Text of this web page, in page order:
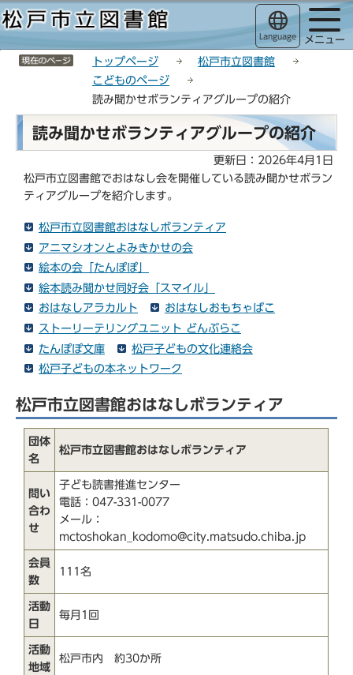
こ
の
サ
イ
このページの本文へ移動
Language メニュー
サイトメニューここまで
トップページ
松戸市立図書館
こどものページ
読み聞かせボランティアグループの紹介
本
こ
か
読み聞かせボランティアグループの紹介
更新日：2026年4月1日
松戸市立図書館でおはなし会を開催している読み聞かせボラン
ティアグループを紹介します。
松戸市立図書館おはなしボランティア
アニマシオンとよみきかせの会
絵本の会「たんぽぽ」
絵本読み聞かせ同好会「スマイル」
おはなしアラカルト
おはなしおもちゃばこ
ストーリーテリングユニット どんぶらこ
たんぽぽ文庫
松戸子どもの文化連絡会
松戸子どもの本ネットワーク
松戸市立図書館おはなしボランティア
団体
名
松戸市立図書館おはなしボランティア
問い
合わ
せ
子ども読書推進センター
電話：047-331-0077
メール：
mctoshokan_kodomo@city.matsudo.chiba.jp
会員
数
111名
活動
日
毎月1回
活動
地域
松戸市内 約30か所